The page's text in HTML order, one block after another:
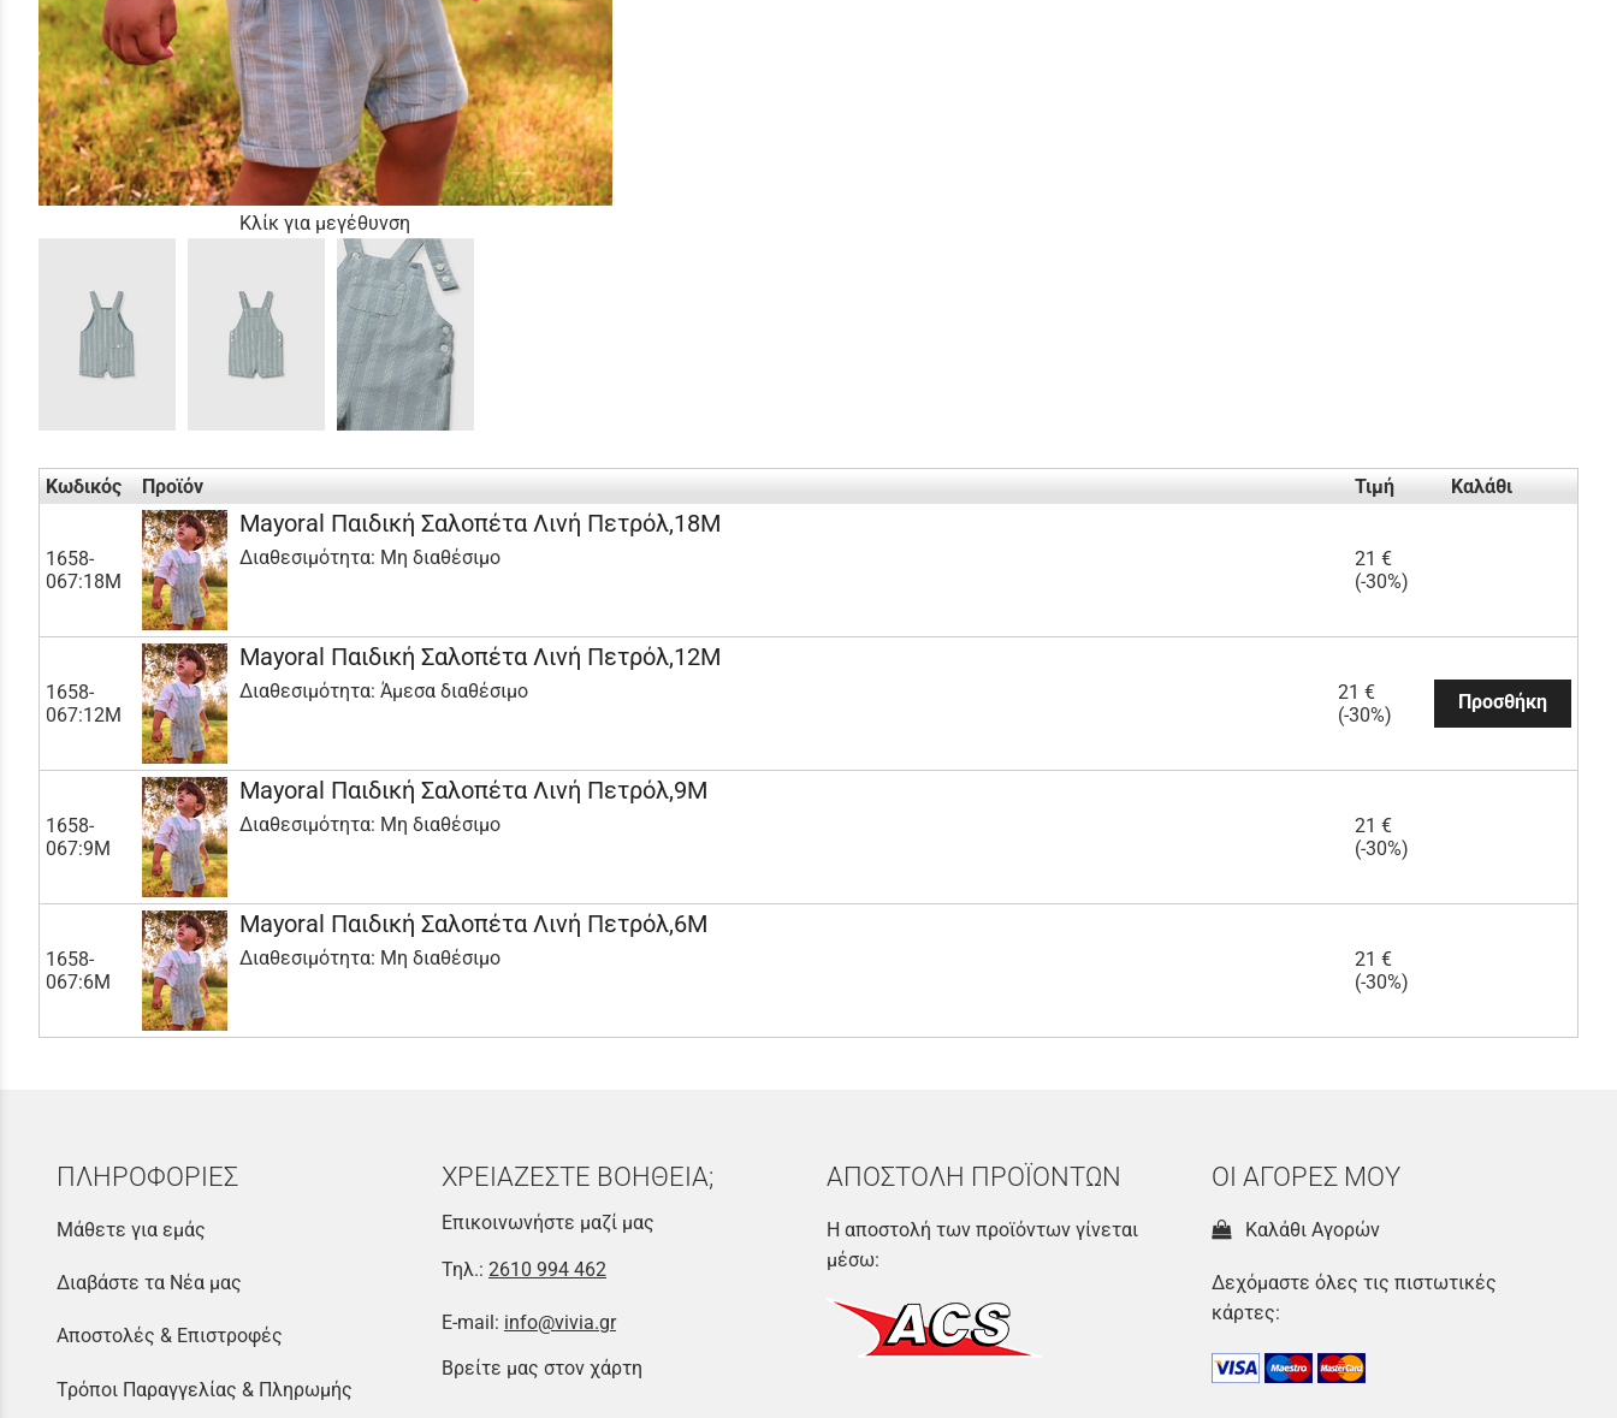
Κλίκ για μεγέθυνση
Κωδικός Προϊόν Τιμή Καλάθι
1658-
067:18Μ
Mayoral Παιδική Σαλοπέτα Λινή Πετρόλ,18Μ
Διαθεσιμότητα: Μη διαθέσιμο
21 €
(-30%)
1658-
067:12Μ
Mayoral Παιδική Σαλοπέτα Λινή Πετρόλ,12Μ
Διαθεσιμότητα: Άμεσα διαθέσιμο
21 €
(-30%)
Προσθήκη
1658-
067:9Μ
Mayoral Παιδική Σαλοπέτα Λινή Πετρόλ,9Μ
Διαθεσιμότητα: Μη διαθέσιμο
21 €
(-30%)
1658-
067:6Μ
Mayoral Παιδική Σαλοπέτα Λινή Πετρόλ,6Μ
Διαθεσιμότητα: Μη διαθέσιμο
21 €
(-30%)
ΠΛΗΡΟΦΟΡΙΕΣ
Μάθετε για εμάς
Διαβάστε τα Νέα μας
Αποστολές & Επιστροφές
Τρόποι Παραγγελίας & Πληρωμής
ΧΡΕΙΑΖΕΣΤΕ ΒΟΗΘΕΙΑ;
Επικοινωνήστε μαζί μας
Τηλ.: 2610 994 462
E-mail: info@vivia.gr
Βρείτε μας στον χάρτη
ΑΠΟΣΤΟΛΗ ΠΡΟΪΟΝΤΩΝ
Η αποστολή των προϊόντων γίνεται
μέσω:
ΟΙ ΑΓΟΡΕΣ ΜΟΥ
Καλάθι Αγορών
Δεχόμαστε όλες τις πιστωτικές
κάρτες: